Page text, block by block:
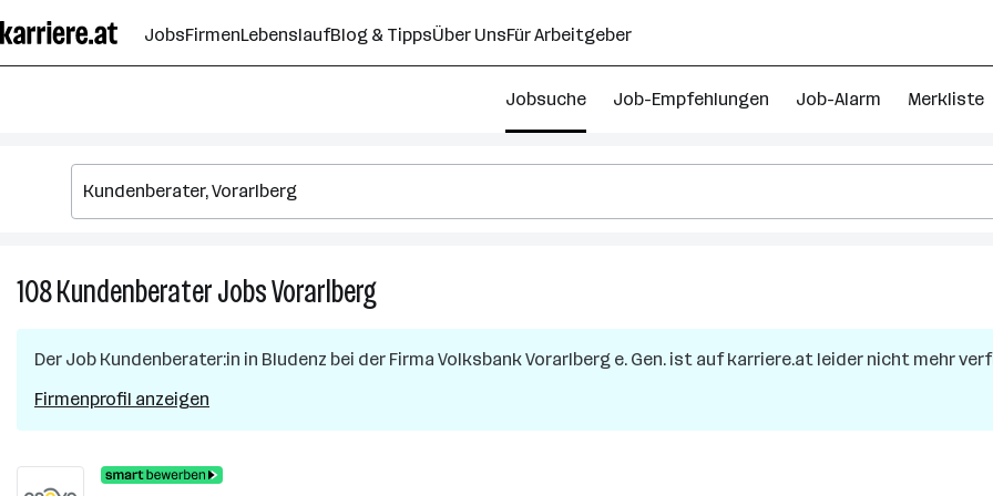
Seiteninhalt
springen
JobsFirmenLebenslaufBlog & TippsÜber UnsFür Arbeitgeber
Jobsuche Job-Empfehlungen Job-Alarm Merkliste
108KundenberaterJobsVorarlberg108
Kundenberater
in
Der Job Kundenberater:in in Bludenz bei der Firma Volksbank Vorarlberg e. Gen. ist auf karriere.at leider nicht mehr
Firmenprofil anzeigen